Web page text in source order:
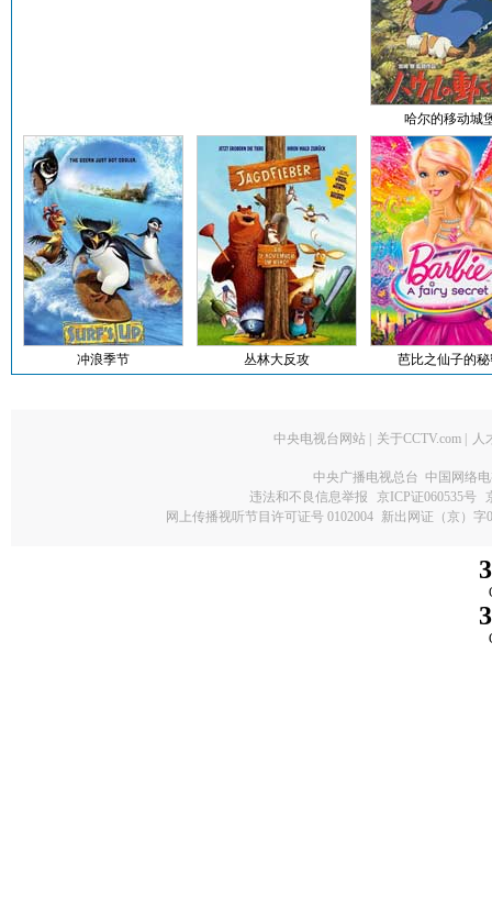
哈尔的移动城
冲浪季节 丛林大反攻 芭比之仙子的
中央电视台网站 关于CCTV.com 人
中央广播电视总台 中国网络
违法和不良信息举报
京ICP证060535号
网上传播视听节目许可证号 0102004 新出网证（京）